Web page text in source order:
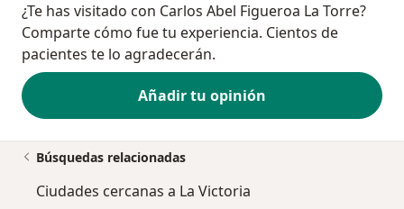
¿Te has visitado con Carlos Abel Figueroa La Torre?
Comparte cómo fue tu experiencia. Cientos de
pacientes te lo agradecerán.
Añadir tu opinión
Búsquedas relacionadas
Ciudades cercanas a La Victoria